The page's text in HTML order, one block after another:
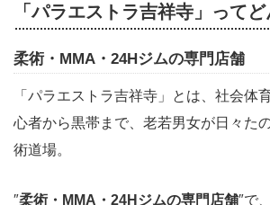
「パラエストラ吉祥寺」って
柔術・MMA・24Hジムの専門店舗
「パラエストラ吉祥寺」とは、社会体
心者から黒帯まで、老若男女が日々た
術道場。
″柔術・MMA・24Hジムの専門店舗″で